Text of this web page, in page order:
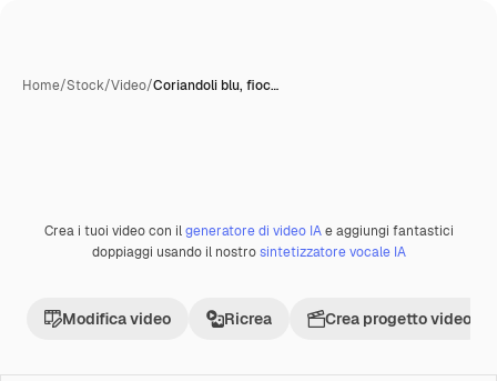
Home/Stock/Video/Coriandoli blu, fioc…
Premium
Crea i tuoi video con ilgeneratore di video IAe aggiungi fantastici
doppiaggi usando il nostrosintetizzatore vocale IA
Modifica video Ricrea Crea progetto video